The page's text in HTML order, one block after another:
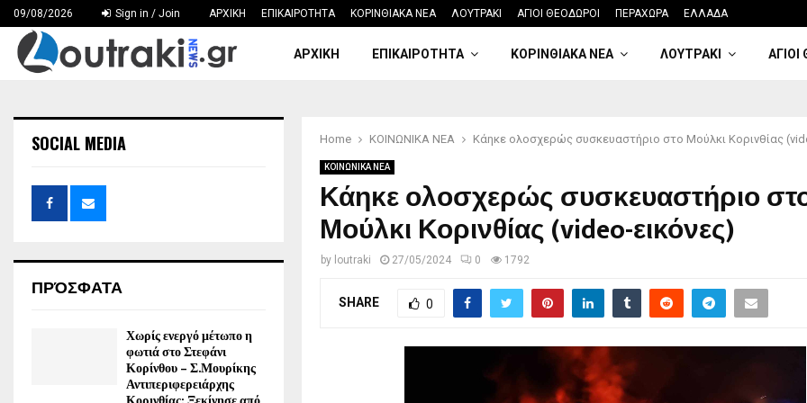
09/08/2026 Sign in / Join ΑΡΧΙΚΗ ΕΠΙΚΑΙΡΟΤΗΤΑ ΚΟΡΙΝΘΙΑΚΑ ΝΕΑ ΛΟΥΤΡΑΚΙ ΑΓΙΟΙ ΘΕΟΔΩΡΟΙ ΠΕΡΑΧΩΡΑ ΕΛΛΑΔΑ
ΑΡΧΙΚΗ ΕΠΙΚΑΙΡΟΤΗΤΑ ΚΟΡΙΝΘΙΑΚΑ ΝΕΑ ΛΟΥΤΡΑΚΙ ΑΓΙΟΙ
Home ΚΟΙΝΩΝΙΚΑ ΝΕΑ Κάηκε ολοσχερώς συσκευαστήριο στο Μούλκι Κορινθίας
ΚΟΙΝΩΝΙΚΑ ΝΕΑ
Κάηκε ολοσχερώς συσκευαστήριο
Μούλκι Κορινθίας (video-εικόνες)
by loutraki 27/05/2024 0 1792
SHARE 0
SOCIAL MEDIA
ΠΡΌΣΦΑΤΑ
Χωρίς ενεργό μέτωπο η
φωτιά στο Στεφάνι
Κορίνθου – Σ.Μουρίκης
Αντιπεριφερειάρχης